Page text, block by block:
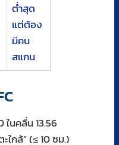
ต่ำสุด
แต่ต้อง
มีคน
สแกน
นคลื่น 13.56
ใกล้” (≤ 10 ซม.)